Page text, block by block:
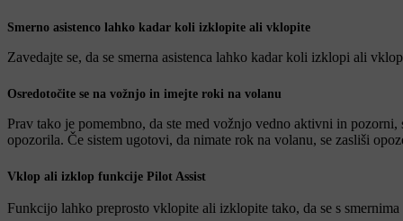
Smerno asistenco lahko kadar koli izklopite ali vklopite
Zavedajte se, da se smerna asistenca lahko kadar koli izklopi ali
Osredotočite se na vožnjo in imejte roki na volanu
Prav tako je pomembno, da ste med vožnjo vedno aktivni in
opozorila. Če sistem ugotovi, da nimate rok na volanu, se zasliši
Vklop ali izklop funkcije Pilot Assist
Funkcijo lahko preprosto vklopite ali izklopite tako, da se s